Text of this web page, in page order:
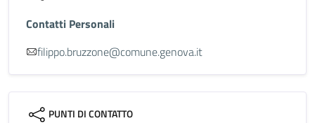
Contatti Personali
filippo.bruzzone@comune.genova.it
PUNTI DI CONTATTO